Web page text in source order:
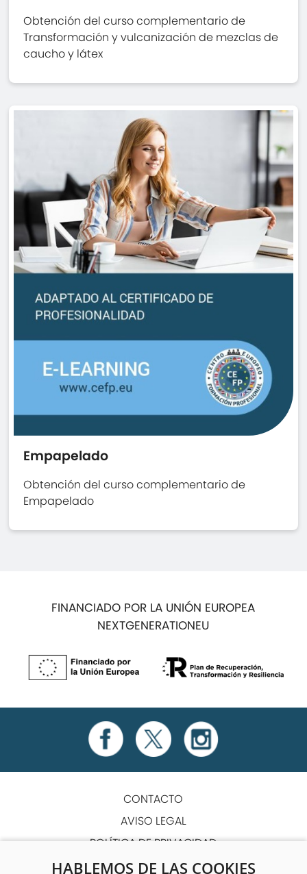
HABLEMOS DE LAS COOKIES
Obtención del curso complementario de
Transformación y vulcanización de mezclas de
caucho y látex
Empapelado
Obtención del curso complementario de
Empapelado
FINANCIADO POR LA UNIÓN EUROPEA
NEXTGENERATIONEU
CONTACTO
AVISO LEGAL
POLÍTICA DE PRIVACIDAD
POLÍTICA DE COOKIES